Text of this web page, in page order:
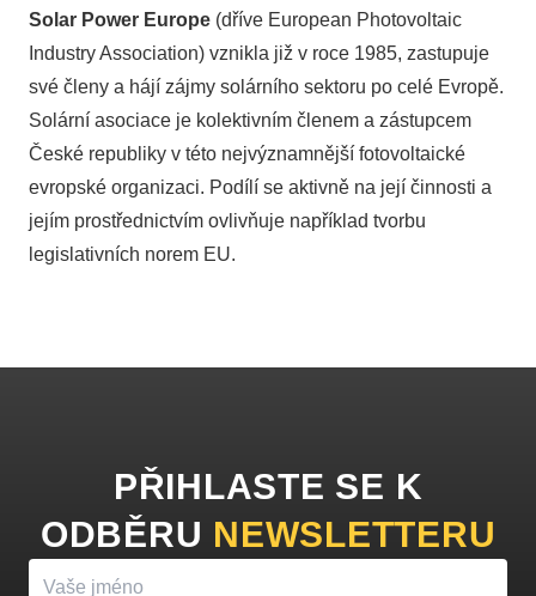
Solar Power Europe (dříve European Photovoltaic
Industry Association) vznikla již v roce 1985, zastupuje
své členy a hájí zájmy solárního sektoru po celé Evropě.
Solární asociace je kolektivním členem a zástupcem
České republiky v této nejvýznamnější fotovoltaické
evropské organizaci. Podílí se aktivně na její činnosti a
jejím prostřednictvím ovlivňuje například tvorbu
legislativních norem EU.
PŘIHLASTE SE K
ODBĚRU NEWSLETTERU